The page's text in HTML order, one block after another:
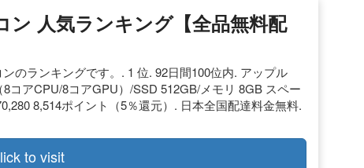
人気ランキング【全品無料配
のランキングです。. 1 位. 92日間100位内. アップル
コアCPU/8コアGPU）/SSD 512GB/メモリ 8GB スペー
8,514ポイント（5％還元）. 日本全国配達料金無料.
to visit